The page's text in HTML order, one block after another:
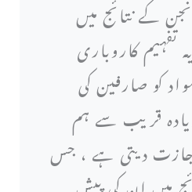
کے نتائج میں
کاروباری
کو صارفین کی
قریب سے ہم
دیتی ہے ، جس